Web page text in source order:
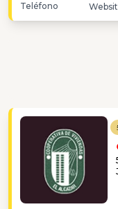
Teléfono